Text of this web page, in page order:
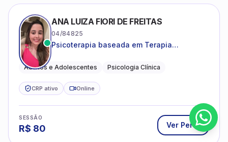
ANA LUIZA FIORI DE FREITAS
04/84825
Psicoterapia baseada em Terapia
Adultos e Adolescentes Psicologia Clínica
CRP ativo Online
SESSÃO
R$ 80 Ver Perfil